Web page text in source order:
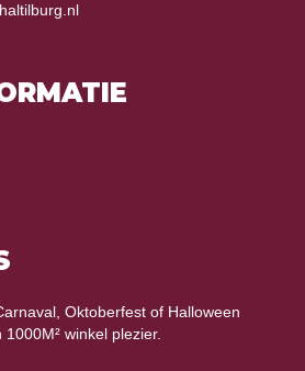
Oktoberfest of Halloween
winkel plezier.